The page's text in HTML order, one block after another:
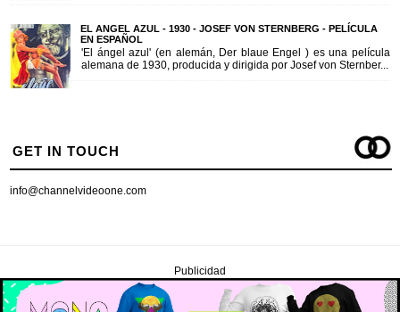
EL ANGEL AZUL - 1930 - JOSEF VON STERNBERG - PELÍCULA
EN ESPAÑOL
'El ángel azul' (en alemán, Der blaue Engel ) es una película
alemana de 1930, producida y dirigida por Josef von Sternber...
GET IN TOUCH
info@channelvideoone.com
Publicidad